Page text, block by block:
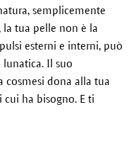
semplicemente
la tua pelle non è la
esterni e interni, può
lunatica. Il suo
cosmesi dona alla tua
cui ha bisogno. E ti